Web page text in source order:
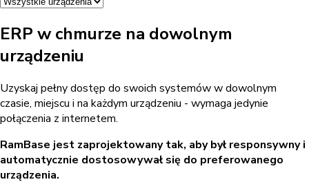
ERP w chmurze na dowolnym
urządzeniu
Uzyskaj pełny dostęp do swoich systemów w dowolnym
czasie, miejscu i na każdym urządzeniu - wymaga jedynie
połączenia z internetem.
RamBase jest zaprojektowany tak, aby był responsywny i
automatycznie dostosowywał się do preferowanego
urządzenia.